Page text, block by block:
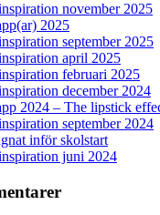
november 2025
2025
september 2025
april 2025
februari 2025
december 2024
2024 – The lipstick
september 2024
inför skolstart
juni 2024